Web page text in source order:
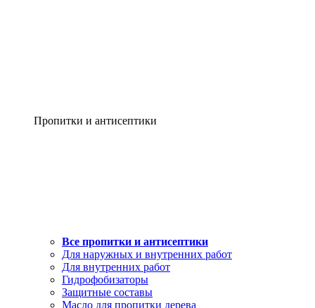
Пропитки и антисептики
Все пропитки и антисептики
Для наружных и внутренних работ
Для внутренних работ
Гидрофобизаторы
Защитные составы
Масло для пропитки дерева